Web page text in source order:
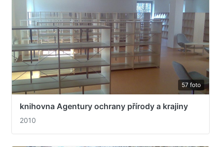
57 foto
knihovna Agentury ochrany přírody a krajiny
2010